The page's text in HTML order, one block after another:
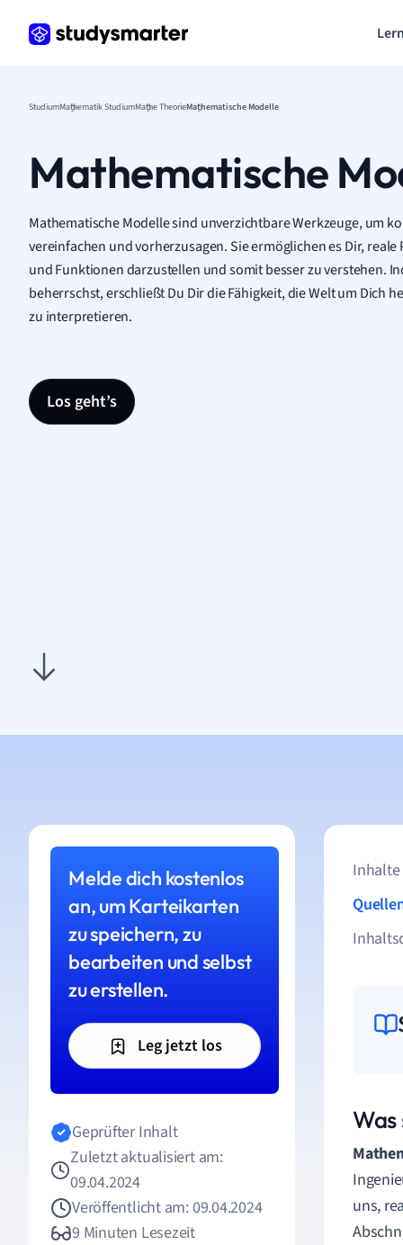
StudiumMathematik StudiumMathe TheorieMathematische Modelle
Mathematische
Mathematische Modelle sind unverzichtbare Werkzeuge, um
vereinfachen und vorherzusagen. Sie ermöglichen es Dir,
und Funktionen darzustellen und somit besser zu verstehen.
beherrschst, erschließt Du Dir die Fähigkeit, die Welt um Dich
zu interpretieren.
Los geht’s
Melde dich kostenlos
an, um Karteikarten
zu speichern, zu
bearbeiten und selbst
zu erstellen.
Leg jetzt los
Geprüfter Inhalt
Zuletzt aktualisiert am:
09.04.2024
Veröffentlicht am: 09.04.2024
9 Minuten Lesezeit
uns,